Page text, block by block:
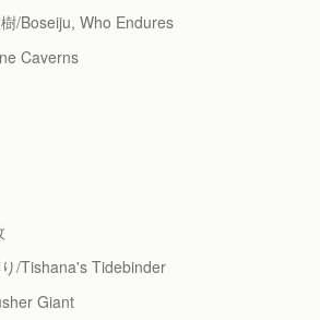
/Boseiju, Who Endures
Caverns
/Tishana's Tidebinder
Giant